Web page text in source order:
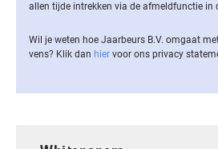
allen tijde intrekken via de af­meld­func­tie in
Wil je weten hoe Jaarbeurs B.V. omgaat
vens? Klik dan hier voor ons privacy